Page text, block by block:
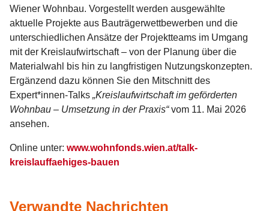
Wiener Wohnbau. Vorgestellt werden ausgewählte
aktuelle Projekte aus Bauträgerwettbewerben und die
unterschiedlichen Ansätze der Projektteams im Umgang
mit der Kreislaufwirtschaft – von der Planung über die
Materialwahl bis hin zu langfristigen Nutzungskonzepten.
Ergänzend dazu können Sie den Mitschnitt des
Expert*innen-Talks „Kreislaufwirtschaft im geförderten
Wohnbau – Umsetzung in der Praxis“vom 11. Mai 2026
ansehen.
Online unter: www.wohnfonds.wien.at/talk-
kreislauffaehiges-bauen
Verwandte Nachrichten